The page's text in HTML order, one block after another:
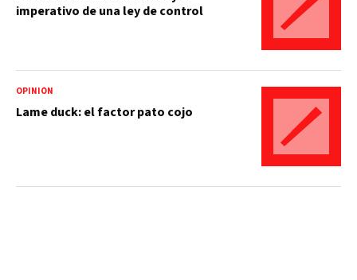
imperativo de una ley de control
OPINIÓN
Lame duck: el factor pato cojo